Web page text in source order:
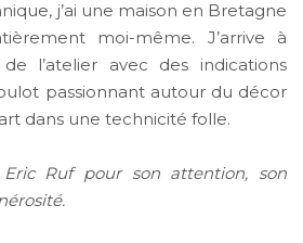
j’ai une maison en Bretagne
moi-même. J’arrive à
l’atelier avec des indications
passionnant autour du décor
dans une technicité folle.
Ruf pour son attention, son